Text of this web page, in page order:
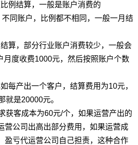
例结算，一般是账户消费的
同账户，比例都不相同，一般一月结
算，部分行业账户消费较少，一般会
月度收费1000元，然后按照账户个数
每产出一个客户，结算费用为10元，
就是20000元。
获客成本为60元/个，如果运营产出的
营公司出高出部分费用，如果运营成
盈亏代运营公司自己担责，这种合作